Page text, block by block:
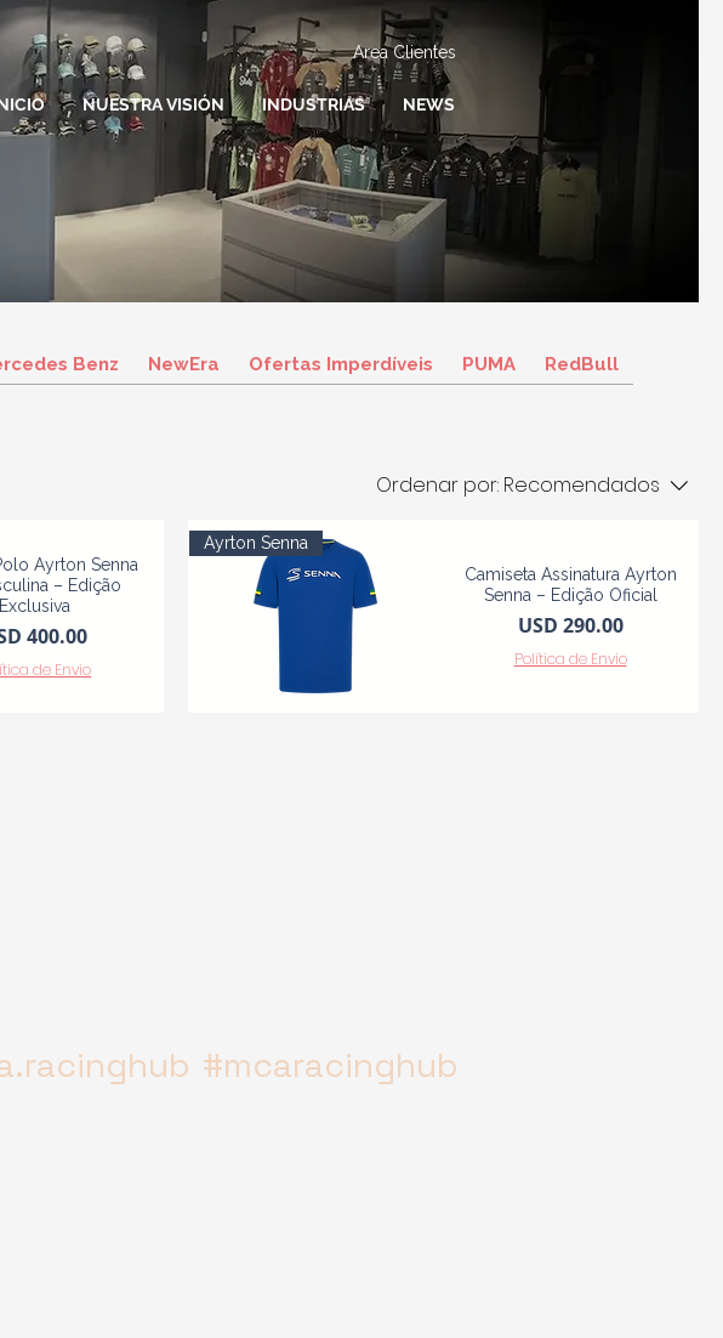
Area Clientes
NUESTRA VISIÓN INDUSTRIAS NEWS
Benz NewEra Ofertas Imperdíveis PUMA RedBull
Ordenar por: Recomendados
Ayrton Senna
– Edição
Exclusiva
400.00
de Envio
Ayrton Senna
Camiseta Assinatura Ayrton
Senna – Edição Oficial
Precio
USD 290.00
Política de Envio
#mcaracinghub